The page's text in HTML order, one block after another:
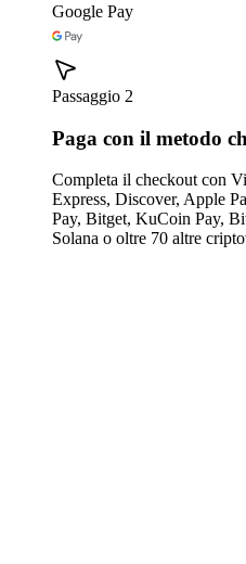
Google Pay
Passaggio 2
Paga con il metodo
Completa il checkout con
Express, Discover, Apple
Pay, Bitget, KuCoin Pay,
Solana o oltre 70 altre